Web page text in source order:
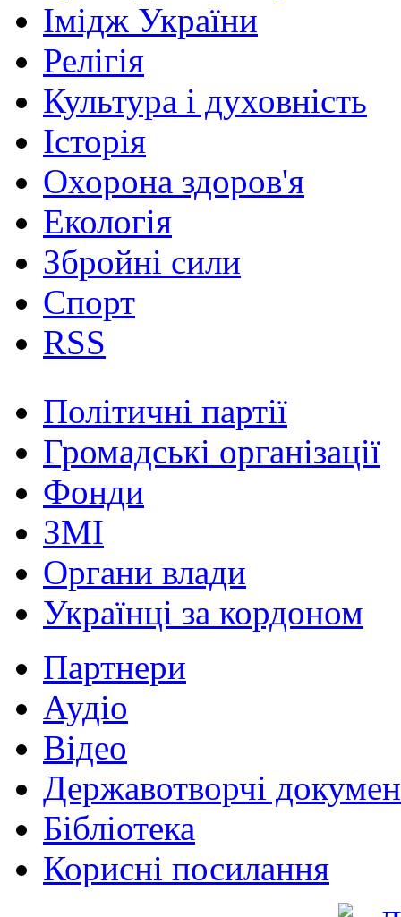
Імідж України
Релігія
Культура і духовність
Історія
Охорона здоров'я
Екологія
Збройні сили
Спорт
RSS
Політичні партії
Громадські організації
Фонди
ЗМІ
Органи влади
Українці за кордоном
Партнери
Аудіо
Відео
Державотворчі
Бібліотека
Корисні посилання